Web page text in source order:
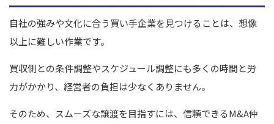
自社の強みや文化に合う買い手企業を見つけることは、想像
以上に難しい作業です。
買収側との条件調整やスケジュール調整にも多くの時間と労
力がかかり、経営者の負担は少なくありません。
そのため、スムーズな譲渡を目指すには、信頼できるM&A仲